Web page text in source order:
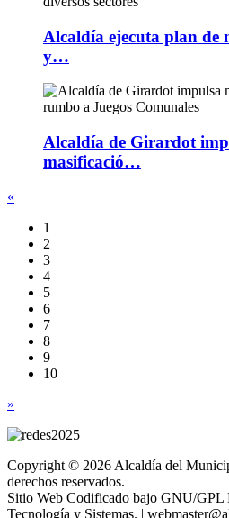
Alcaldía ejecuta plan de
y…
Alcaldía de Girardot
masificació…
«
1
2
3
4
5
6
7
8
9
10
»
Copyright © 2026 Alcaldía del
derechos reservados.
Sitio Web Codificado bajo GNU/GPL
Tecnología y Sistemas. |